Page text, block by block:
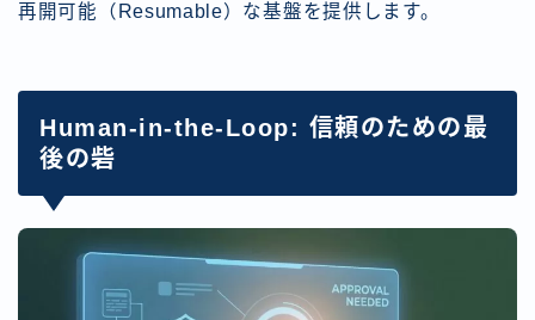
再開可能（Resumable）な基盤を提供します。
Human-in-the-Loop: 信頼のための最
後の砦